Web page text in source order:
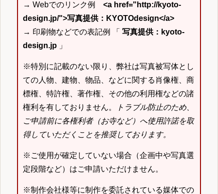
→ Webでのリンク例 <a href="http://kyoto-
design.jp/">写真提供：KYOTOdesign</a>
→ 印刷物などでの表記例 「 写真提供：kyoto-
design.jp 」
※特別に記載のない限り、弊社は写真被写体とし
ての人物、建物、物品、などに関する肖像権、商
標権、特許権、著作権、その他の利用権などの諸
権利を有しておりません。
トラブル防止のため、
ご申請前に各権利者（お寺など）へ使用許諾を取
得していただくことを推奨しております。
※ご使用が確定していない場合（企画中や写真選
定段階など）はご申請いただけません。
※制作会社様等に制作を委託されている媒体での